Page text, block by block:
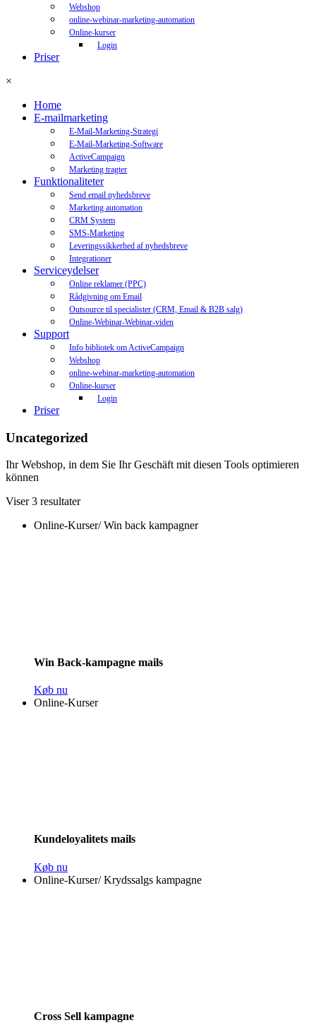
Webshop
online-webinar-marketing-automation
Online-kurser
Login
Priser
×
Home
E-mailmarketing
E-Mail-Marketing-Strategi
E-Mail-Marketing-Software
ActiveCampaign
Marketing tragter
Funktionaliteter
Send email nyhedsbreve
Marketing automation
CRM System
SMS-Marketing
Leveringssikkerhed af nyhedsbreve
Integrationer
Serviceydelser
Online reklamer (PPC)
Rådgivning om Email
Outsource til specialister (CRM, Email & B2B salg)
Online-Webinar-Webinar-viden
Support
Info bibliotek om ActiveCampaign
Webshop
online-webinar-marketing-automation
Online-kurser
Login
Priser
Uncategorized
Ihr Webshop, in dem Sie Ihr Geschäft mit diesen Tools optimieren
können
Viser 3 resultater
Online-Kurser/ Win back kampagner
Win Back-kampagne mails
Køb nu
Online-Kurser
Kundeloyalitets mails
Køb nu
Online-Kurser/ Krydssalgs kampagne
Cross Sell kampagne